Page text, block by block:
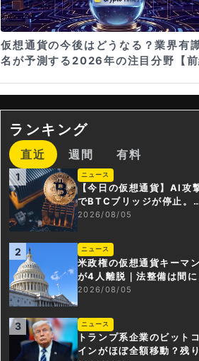
仮想通貨の今後はどうなる？業界有
名が予測する2026年の注目分野【前
ランキング
直近 週間 有料
1 ニュース
【今日の仮想通貨】AI攻
でBTCブリッジが停止。
融庁が「暗号資産・ステー
2026/08/05
2 ニュース
米政権の仮想通貨キーマン
が4人離脱｜法整備は間に
うか
2026/08/05
3 ニュース
トランプ系企業のビットコ
インがほぼ全額移動？残り